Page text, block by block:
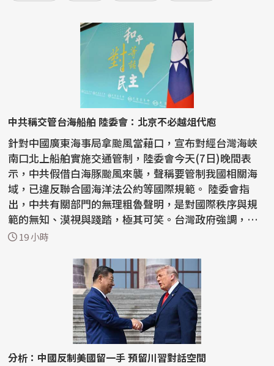
中共稱交管台海船舶 陸委會：北京不必越俎代庖
針對中國廣東海事局拿颱風當藉口，宣布對經台灣海峽
南口北上船舶實施交通管制，陸委會今天(7日)晚間表
示，中共假借白海豚颱風來襲，聲稱要管制我國相關海
域，已違反聯合國海洋法公約等國際規範。 陸委會指
出，中共有關部門的無理粗魯聲明，是對國際秩序與規
範的無知、漠視與踐踏，極其可笑。台灣政府強調，中
共沒有任...
19 小時
分析：中國反制美國留一手 預留川習對話空間